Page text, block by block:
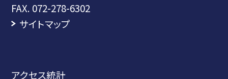
FAX. 072-278-6302
サイトマップ
アクセス統計